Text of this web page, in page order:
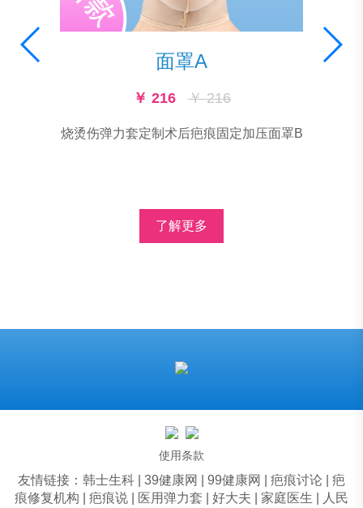
面罩A
￥ 216 ￥ 216
烧烫伤弹力套定制术后疤痕固定加压面罩B
了解更多
使用条款
友情链接： 韩士生科 39健康网 99健康网 疤痕讨论
疤
痕修复机构
疤痕说 医用弹力套 好大夫 家庭医生 人民